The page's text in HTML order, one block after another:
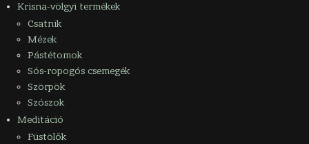
Krisna-völgyi termékek
Csatnik
Mézek
Pástétomok
Sós-ropogós csemegék
Szörpök
Szószok
Meditáció
Füstölők